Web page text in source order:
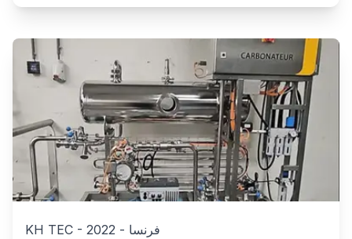
KH TEC - 2022 - فرنسا